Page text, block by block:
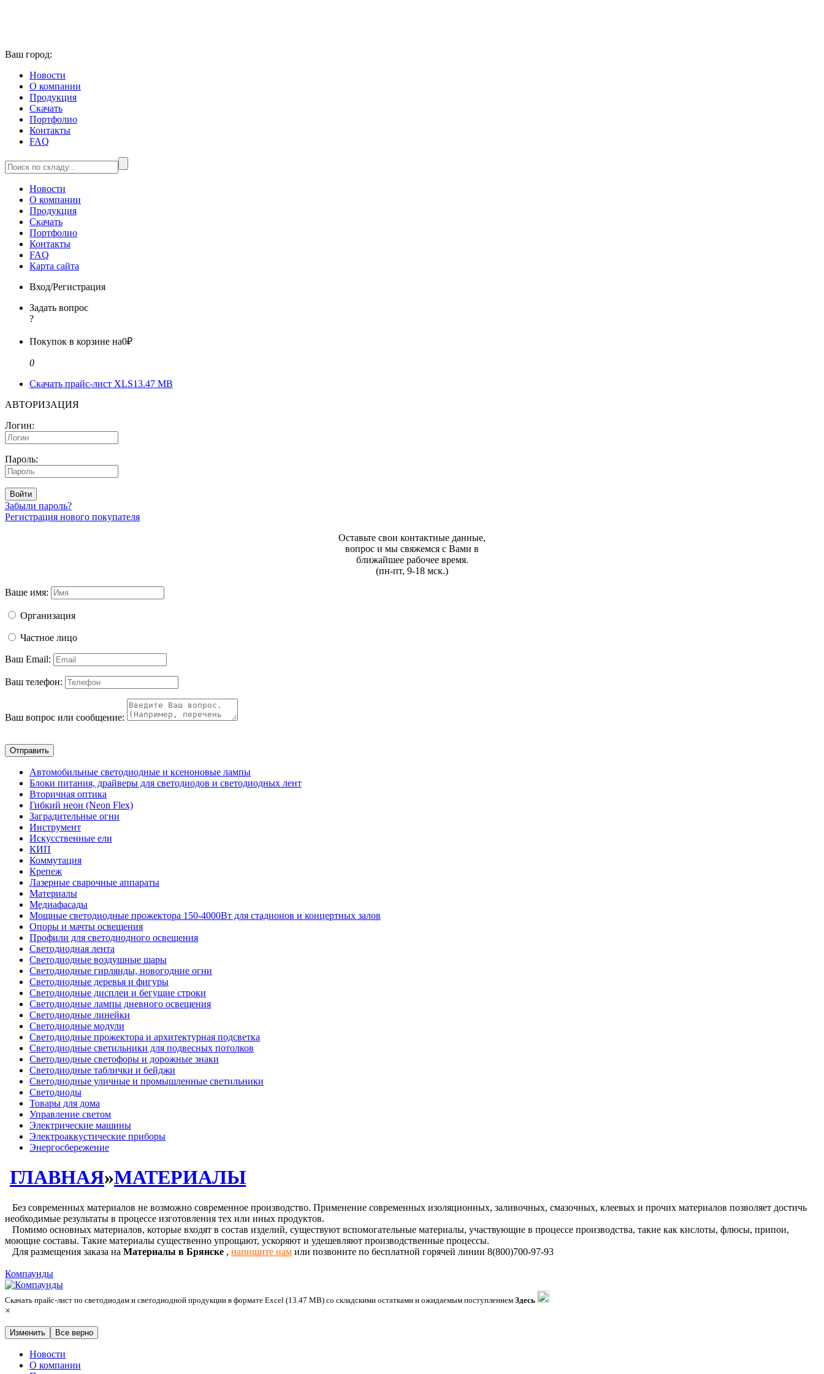
Ваш город:
Новости
О компании
Продукция
Скачать
Портфолио
Контакты
FAQ
Новости
О компании
Продукция
Скачать
Портфолио
Контакты
FAQ
Карта сайта
Вход/Регистрация
Задать вопрос
?
Покупок в корзине на0₽
0
Скачать прайс-лист XLS13.47 MB
АВТОРИЗАЦИЯ
Логин:
Пароль:
Войти
Забыли пароль?
Регистрация нового покупателя
Оставьте свои контактные данные,
вопрос и мы свяжемся с Вами в
ближайшее рабочее время.
(пн-пт, 9-18 мск.)
Ваше имя:
Организация
Частное лицо
Ваш Email:
Ваш телефон:
Ваш вопрос или сообщение:
Отправить
Автомобильные светодиодные и ксеноновые лампы
Блоки питания, драйверы для светодиодов и светодиодных лент
Вторичная оптика
Гибкий неон (Neon Flex)
Заградительные огни
Инструмент
Искусственные ели
КИП
Коммутация
Крепеж
Лазерные сварочные аппараты
Материалы
Медиафасады
Мощные светодиодные прожектора 150-4000Вт для стадионов и концертных залов
Опоры и мачты освещения
Профили для светодиодного освещения
Светодиодная лента
Светодиодные воздушные шары
Светодиодные гирлянды, новогодние огни
Светодиодные деревья и фигуры
Светодиодные дисплеи и бегущие строки
Светодиодные лампы дневного освещения
Светодиодные линейки
Светодиодные модули
Светодиодные прожектора и архитектурная подсветка
Светодиодные светильники для подвесных потолков
Светодиодные светофоры и дорожные знаки
Светодиодные таблички и бейджи
Светодиодные уличные и промышленные светильники
Светодиоды
Товары для дома
Управление светом
Электрические машины
Электроаккустические приборы
Энергосбережение
ГЛАВНАЯ»МАТЕРИАЛЫ
Без современных материалов не возможно современное производство. Применение современных изоляционных, заливочных, смазочных, клеевых и прочих материалов позволяет достичь
необходимые результаты в процессе изготовления тех или иных продуктов.
Помимо основных материалов, которые входят в состав изделий, существуют вспомогательные материалы, участвующие в процессе производства, такие как кислоты, флюсы, припои,
моющие составы. Такие материалы существенно упрощают, ускоряют и удешевляют производственные процессы.
Для размещения заказа на Материалы в Брянске , напишите нам или позвоните по бесплатной горячей линии 8(800)700-97-93
Компаунды
Скачать прайс-лист по светодиодам и светодиодной продукции в формате Excel (13.47 MB) со складскими остатками и ожидаемым поступлением Здесь
×
Изменить Все верно
Новости
О компании